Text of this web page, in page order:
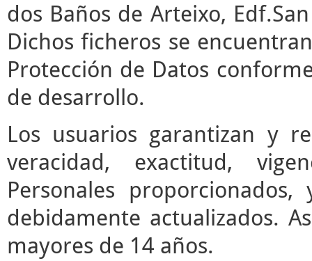
dos Baños de Arteixo,
Dichos ficheros se
Protección de Datos
de desarrollo.
Los usuarios garantizan y
veracidad, exactitud,
Personales
debidamente actualizados.
mayores de 14 años.